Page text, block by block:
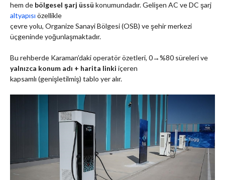
hem de bölgesel şarj üssü konumundadır. Gelişen AC ve DC şarj
altyapısı özellikle
çevre yolu, Organize Sanayi Bölgesi (OSB) ve şehir merkezi
üçgeninde yoğunlaşmaktadır.
Bu rehberde Karaman’daki operatör özetleri, 0→%80 süreleri ve
yalnızca konum adı + harita linki içeren
kapsamlı (genişletilmiş) tablo yer alır.